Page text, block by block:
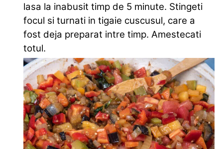
lasa la inabusit timp de 5 minute. Stingeti
focul si turnati in tigaie cuscusul, care a
fost deja preparat intre timp. Amestecati
totul.